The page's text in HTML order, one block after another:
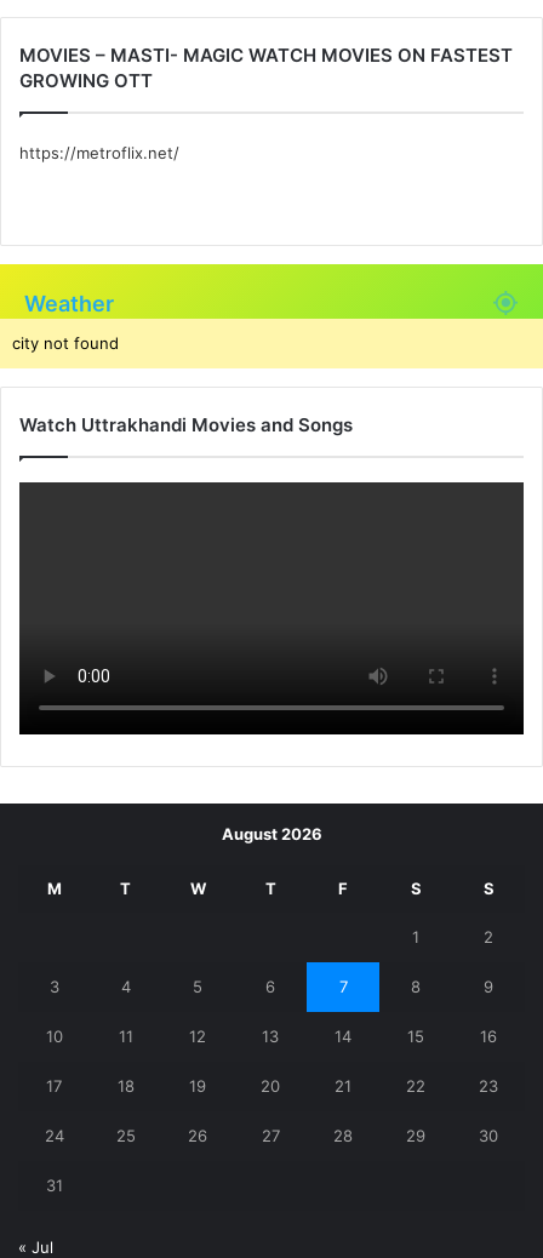
MOVIES – MASTI- MAGIC WATCH MOVIES ON FASTEST
GROWING OTT
https://metroflix.net/
Weather
city not found
Watch Uttrakhandi Movies and Songs
August 2026
M T W T F S S
1 2
3 4 5 6 7 8 9
10 11 12 13 14 15 16
17 18 19 20 21 22 23
24 25 26 27 28 29 30
31
« Jul